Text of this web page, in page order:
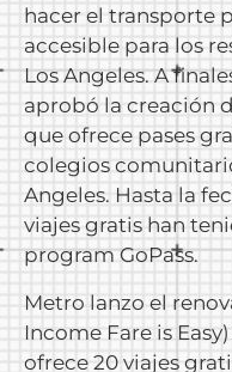
hacer el transporte
accesible para los
Los Angeles. A
aprobó la creación
que ofrece pases
colegios
Angeles. Hasta la
viajes gratis han
program GoPass.
Metro lanzo el
Income Fare is
ofrece 20 viajes